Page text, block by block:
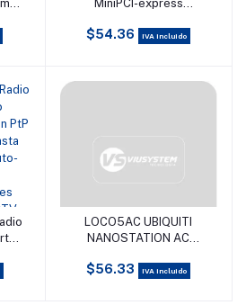
/
MiniPCI-express
cadena
$54.36 IVA incluido
Añadir al carrito
LOCO5AC UBIQUITI
NANOSTATION AC
Antena Integrada AirMax
$56.33 IVA incluido